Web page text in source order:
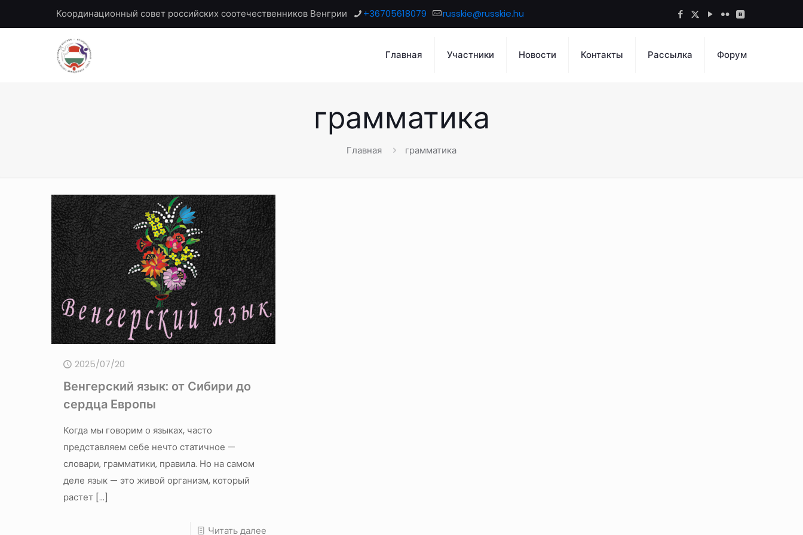
Координационный совет российских соотечественников Венгрии +36705618079 russkie@russkie.hu
Главная Участники Новости Контакты Рассылка Форум
грамматика
Главная грамматика
2025/07/20
Венгерский язык: от Сибири до
сердца Европы
Когда мы говорим о языках, часто
представляем себе нечто статичное —
словари, грамматики, правила. Но на самом
деле язык — это живой организм, который
растет[…]
Читать далее